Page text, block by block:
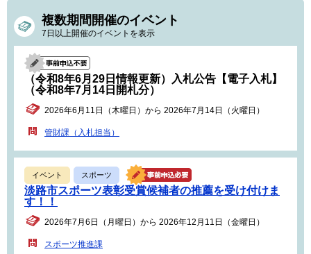
複数期間開催のイベント
7日以上開催のイベントを表示
（令和8年6月29日情報更新）入札公告【電子入札】
（令和8年7月14日開札分）
2026年6月11日（木曜日）から 2026年7月14日（火曜日）
管財課（入札担当）
イベント スポーツ
淡路市スポーツ表彰受賞候補者の推薦を受け付けま
す！！
2026年7月6日（月曜日）から 2026年12月11日（金曜日）
スポーツ推進課